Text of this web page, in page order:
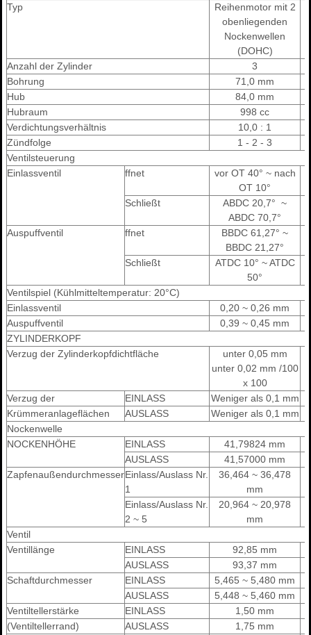
Typ
Reihenmotor mit 2
obenliegenden
Nockenwellen
(DOHC)
Anzahl der Zylinder
3
Bohrung
71,0 mm
Hub
84,0 mm
Hubraum
998 cc
Verdichtungsverhältnis
10,0 : 1
Zündfolge
1 - 2 - 3
Ventilsteuerung
Einlassventil
ffnet
vor OT 40° ~ nach
OT 10°
Schließt
ABDC 20,7° ~
ABDC 70,7°
Auspuffventil
ffnet
BBDC 61,27° ~
BBDC 21,27°
Schließt
ATDC 10° ~ ATDC
50°
Ventilspiel (Kühlmitteltemperatur: 20°C)
Einlassventil
0,20 ~ 0,26 mm
Auspuffventil
0,39 ~ 0,45 mm
ZYLINDERKOPF
Verzug der Zylinderkopfdichtfläche
unter 0,05 mm
unter 0,02 mm /100
x 100
Verzug der
EINLASS
Weniger als 0,1 mm
Krümmeranlageflächen
AUSLASS
Weniger als 0,1 mm
Nockenwelle
NOCKENHÖHE
EINLASS
41,79824 mm
AUSLASS
41,57000 mm
ZapfenaußendurchmesserEinlass/Auslass Nr.
1
36,464 ~ 36,478
mm
Einlass/Auslass Nr.
2 ~ 5
20,964 ~ 20,978
mm
Ventil
Ventillänge
EINLASS
92,85 mm
AUSLASS
93,37 mm
Schaftdurchmesser
EINLASS
5,465 ~ 5,480 mm
AUSLASS
5,448 ~ 5,460 mm
Ventiltellerstärke
EINLASS
1,50 mm
(Ventiltellerrand)
AUSLASS
1,75 mm